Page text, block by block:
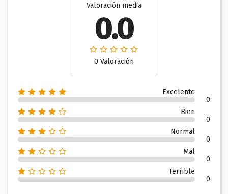
Valoración media
0.0
0 Valoración
Excelente
0
Bien
0
Normal
0
Mal
0
Terrible
0